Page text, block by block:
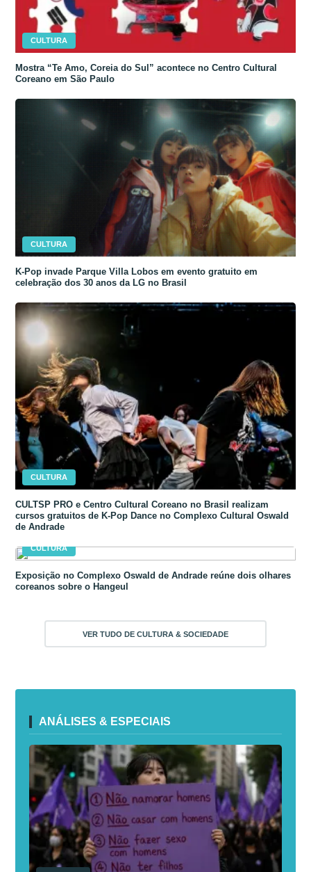
CULTURA
Mostra “Te Amo, Coreia do Sul” acontece no Centro Cultural
Coreano em São Paulo
CULTURA
K-Pop invade Parque Villa Lobos em evento gratuito em
celebração dos 30 anos da LG no Brasil
CULTURA
CULTSP PRO e Centro Cultural Coreano no Brasil realizam
cursos gratuitos de K-Pop Dance no Complexo Cultural Oswald
de Andrade
CULTURA
Exposição no Complexo Oswald de Andrade reúne dois olhares
coreanos sobre o Hangeul
VER TUDO DE CULTURA & SOCIEDADE
ANÁLISES & ESPECIAIS